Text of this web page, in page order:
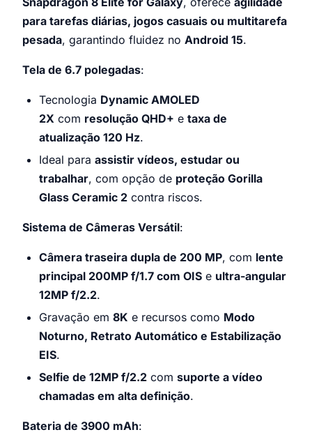
para tarefas diárias, jogos casuais ou multitarefa
pesada, garantindo fluidez no Android 15.
Tela de 6.7 polegadas:
Tecnologia Dynamic AMOLED
2X com resolução QHD+ e taxa de
atualização 120 Hz.
Ideal para assistir vídeos, estudar ou
trabalhar, com opção de proteção Gorilla
Glass Ceramic 2 contra riscos.
Sistema de Câmeras Versátil:
Câmera traseira dupla de 200 MP, com lente
principal 200MP f/1.7 com OIS e ultra-angular
12MP f/2.2.
Gravação em 8K e recursos como Modo
Noturno, Retrato Automático e Estabilização
EIS.
Selfie de 12MP f/2.2 com suporte a vídeo
chamadas em alta definição.
Bateria de 3900 mAh: